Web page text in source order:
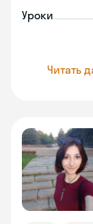
Уроки
Читать